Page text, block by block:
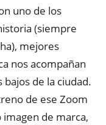
uno de los
(siempre
mejores
nos acompañan
de la ciudad.
de ese Zoom
de marca,